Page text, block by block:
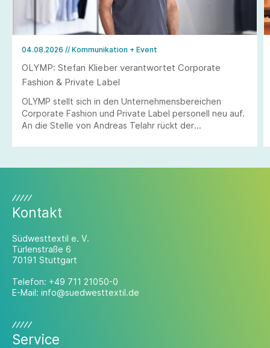
04.08.2026 // Kommunikation + Event
OLYMP: Stefan Klieber verantwortet Corporate
Fashion & Private Label
OLYMP stellt sich in den Unternehmensbereichen
Corporate Fashion und Private Label personell neu auf.
An die Stelle von Andreas Telahr rückt der
Geschäftseinheiten Corporate Fashion und Private
Kontakt
Südwesttextil e. V.
Türlenstraße 6
70191 Stuttgart
Telefon: +49 711 21050-0
E-Mail: info@suedwesttextil.de
Service